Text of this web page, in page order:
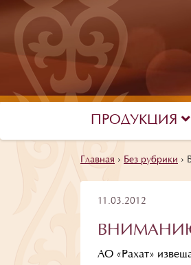
ПРОДУКЦИЯ
Главная › Без рубрики ›
11.03.2012
АО «Рахат»